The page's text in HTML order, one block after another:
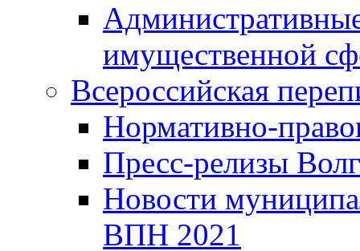
имущественной
Всероссийская
Нормативно-
Пресс-релизы
Новости
ВПН 2021